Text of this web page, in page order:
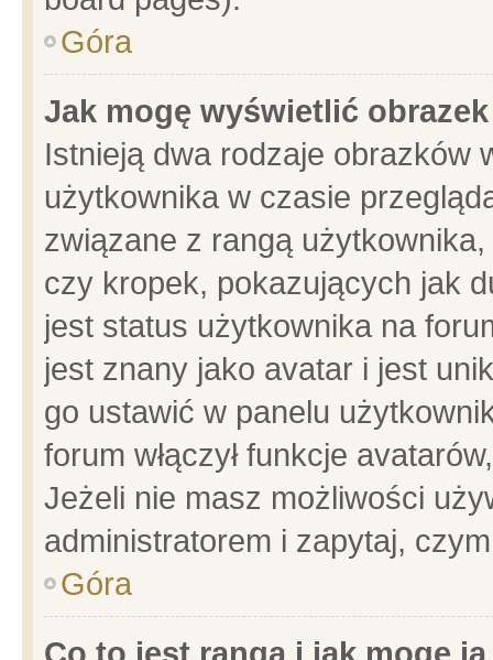
Góra
Jak mogę wyświetlić
Istnieją dwa rodzaje obrazków
użytkownika w czasie
związane z rangą
czy kropek, pokazujących jak
jest status użytkownika na
jest znany jako avatar i jest
go ustawić w panelu
forum włączył funkcje
Jeżeli nie masz możliwości
administratorem i zapytaj,
Góra